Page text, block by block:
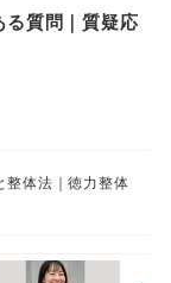
質問｜質疑応
整体法｜徳力整体